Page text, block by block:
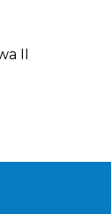
II